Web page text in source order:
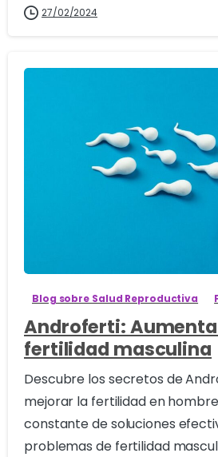
27/02/2024
Blog sobre Salud Reproductiva
Androferti:
fertilidad masculina
Descubre los secretos de
mejorar la fertilidad en
constante de soluciones
problemas de fertilidad